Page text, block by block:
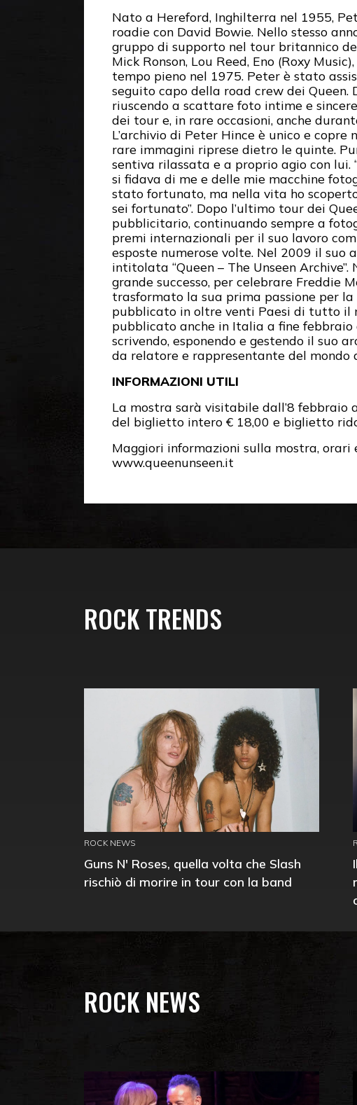
Nato a Hereford, Inghilterra nel 1955,
roadie con David Bowie. Nello stesso
gruppo di supporto nel tour britannico
Mick Ronson, Lou Reed, Eno (Roxy
tempo pieno nel 1975. Peter è stato
seguito capo della road crew dei
riuscendo a scattare foto intime e
dei tour e, in rare occasioni, anche
L’archivio di Peter Hince è unico e
rare immagini riprese dietro le quinte.
sentiva rilassata e a proprio agio con lui.
si fidava di me e delle mie macchine
stato fortunato, ma nella vita ho
sei fortunato”. Dopo l’ultimo tour dei
pubblicitario, continuando sempre a
premi internazionali per il suo lavoro
esposte numerose volte. Nel 2009 il
intitolata “Queen – The Unseen
grande successo, per celebrare Freddie
trasformato la sua prima passione per
pubblicato in oltre venti Paesi di tutto il
pubblicato anche in Italia a fine
scrivendo, esponendo e gestendo il suo
da relatore e rappresentante del mondo
INFORMAZIONI UTILI
La mostra sarà visitabile dall’8 febbraio
del biglietto intero € 18,00 e biglietto
Maggiori informazioni sulla mostra,
www.queenunseen.it
ROCK TRENDS
ROCK NEWS
Guns N' Roses, quella volta che Slash
rischiò di morire in tour con la band
ROCK NEWS